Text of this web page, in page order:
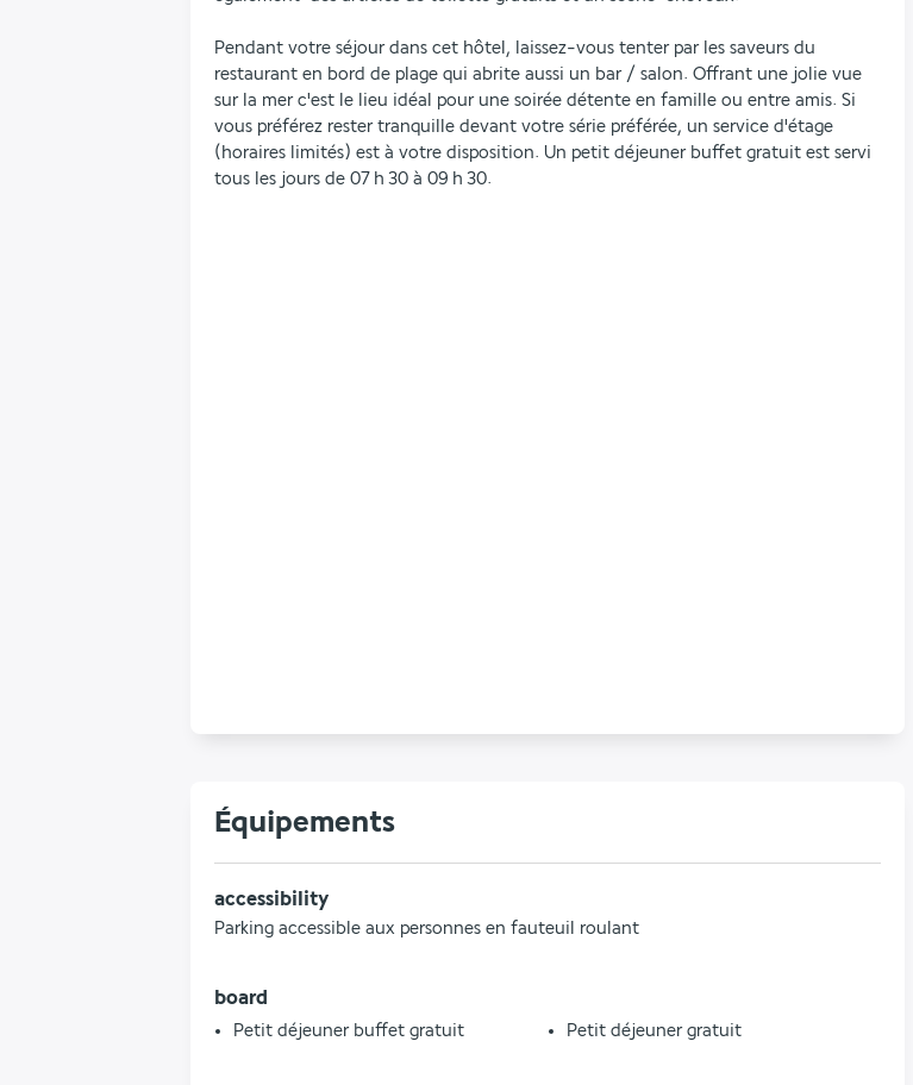
Pendant votre séjour dans cet hôtel, laissez-vous tenter par les saveurs du
restaurant en bord de plage qui abrite aussi un bar / salon. Offrant une jolie vue
sur la mer c'est le lieu idéal pour une soirée détente en famille ou entre amis. Si
vous préférez rester tranquille devant votre série préférée, un service d'étage
(horaires limités) est à votre disposition. Un petit déjeuner buffet gratuit est servi
tous les jours de 07 h 30 à 09 h 30.
Équipements
accessibility
Parking accessible aux personnes en fauteuil roulant
board
Petit déjeuner buffet gratuit Petit déjeuner gratuit